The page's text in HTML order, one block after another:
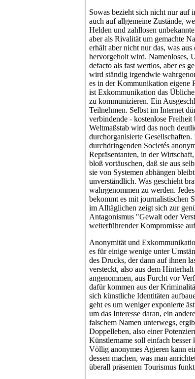
Sowas bezieht sich nicht nur auf
auch auf allgemeine Zustände,
Helden und zahllosen
aber als Rivalität um gemachte
erhält aber nicht nur das, was
hervorgeholt wird. Namenloses,
defacto als fast wertlos, aber es
wird ständig irgendwie
es in der Kommunikation eigene
ist Exkommunikation das
zu kommunizieren. Ein
Teilnehmen. Selbst im Internet
verbindende - kostenlose
Weltmaßstab wird das noch
durchorganisierte
durchdringenden Societés
Repräsentanten, in der
bloß vortäuschen, daß sie aus
sie von Systemen abhängen
unverständlich. Was geschieht
wahrgenommen zu werden.
bekommt es mit journalistischen
im Alltäglichen zeigt sich zur
Antagonismus "Gewalt oder
weiterführender Kompromisse
Anonymität und
es für einige wenige unter
des Drucks, der dann auf ihnen
versteckt, also aus dem
angenommen, aus Furcht vor
dafür kommen aus der
sich künstliche Identitäten
geht es um weniger exponierte
um das Interesse daran, ein
falschem Namen unterwegs,
Doppelleben, also einer
Künstlername soll einfach
Völlig anonymes Agieren kann
dessen machen, was man
überall präsenten Tourismus